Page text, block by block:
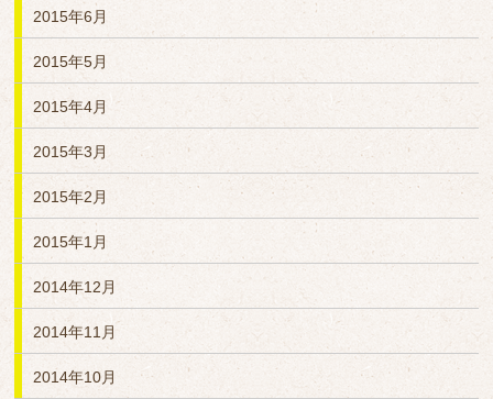
2015年6月
2015年5月
2015年4月
2015年3月
2015年2月
2015年1月
2014年12月
2014年11月
2014年10月